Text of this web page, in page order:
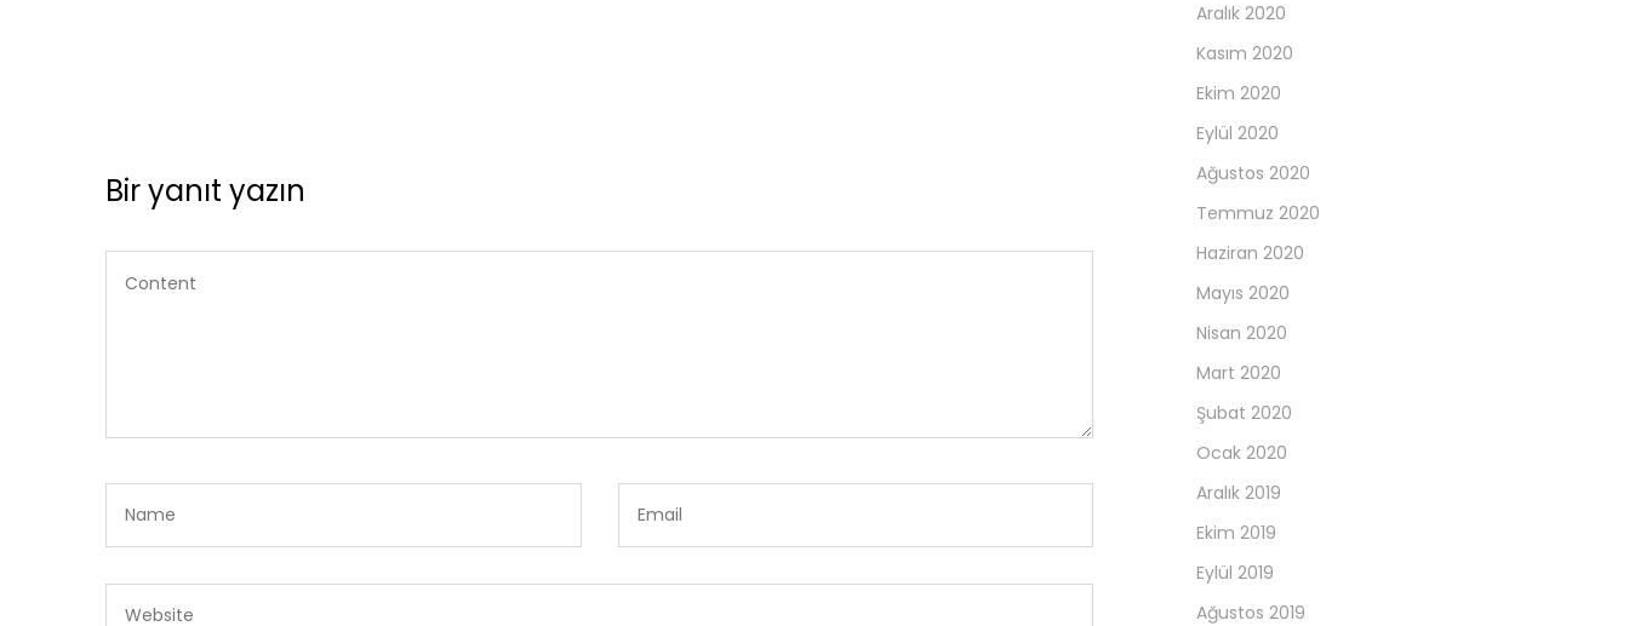
Bir yanıt yazın
Aralık 2020
Kasım 2020
Ekim 2020
Eylül 2020
Ağustos 2020
Temmuz 2020
Haziran 2020
Mayıs 2020
Nisan 2020
Mart 2020
Şubat 2020
Ocak 2020
Aralık 2019
Ekim 2019
Eylül 2019
Ağustos 2019